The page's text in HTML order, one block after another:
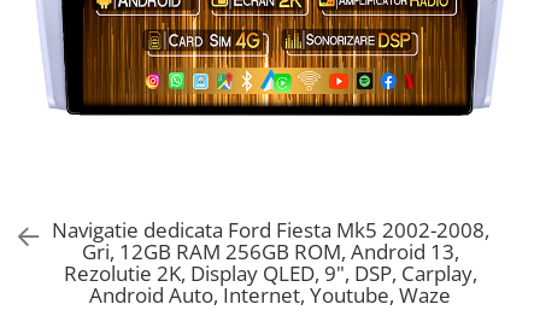
Navigatie dedicata Ford Fiesta Mk5 2002-2008,
Gri, 12GB RAM 256GB ROM, Android 13,
Rezolutie 2K, Display QLED, 9", DSP, Carplay,
Android Auto, Internet, Youtube, Waze